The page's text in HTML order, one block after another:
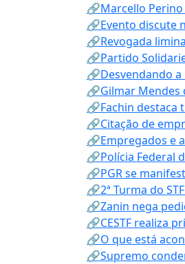
🔗Marcello
🔗Evento discute
🔗Revogada
🔗Partido
🔗Desvendando a
🔗Gilmar Mendes
🔗Fachin destaca
🔗Citação de
🔗Empregados e
🔗Polícia Federal
🔗PGR se
🔗2ª Turma do
🔗Zanin nega
🔗CESTF realiza
🔗O que está
🔗Supremo